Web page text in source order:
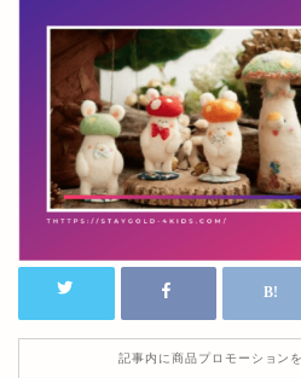
記事内に商品プロモーション